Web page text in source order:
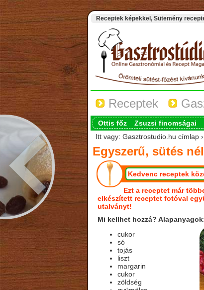
Receptek képekkel, Sütemény
Receptek
Ottis főz Zsuzsi finomságai
Itt vagy: Gasztrostudio.hu címlap
Egyszerű, sütés
Kedvenc receptek
Ezt a receptet már
elkészített receptet fotóval
utalványt!
Mi kellhet hozzá?
cukor
só
tojás
liszt
margarin
cukor
zöldség